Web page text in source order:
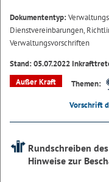
Dokumententyp:
Dienstvereinbarungen,
Verwaltungsvorschriften
Stand: 05.07.2022
Außer Kraft
Themen:
Vorschrift
Rundschreiben
Hinweise zur